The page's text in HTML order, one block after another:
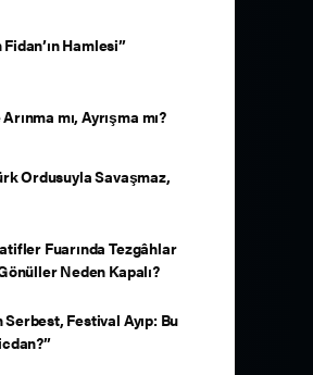
Hamlesi”
Arınma mı, Ayrışma mı?
Ordusuyla Savaşmaz,
Fuarında Tezgâhlar
Neden Kapalı?
Serbest, Festival Ayıp: Bu